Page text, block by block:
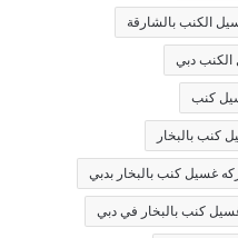
الكنب بالشارقة
دبي
كنب
كنب بالبخار
غسيل كنب بالبخار بدبي
كنب بالبخار في دبي